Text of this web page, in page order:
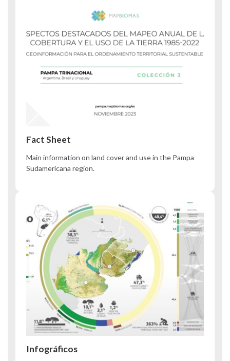
Fact Sheet
Main information on land cover and use in the Pampa
Sudamericana region.
Infográficos